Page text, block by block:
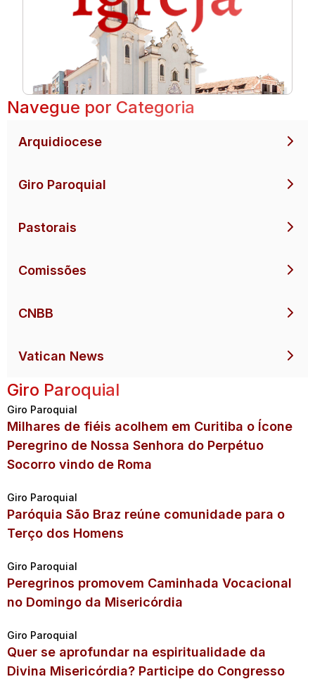
Navegue por Categoria
Arquidiocese
Giro Paroquial
Pastorais
Comissões
CNBB
Vatican News
Giro Paroquial
Giro Paroquial
Milhares de fiéis acolhem em Curitiba o Ícone
Peregrino de Nossa Senhora do Perpétuo
Socorro vindo de Roma
Giro Paroquial
Paróquia São Braz reúne comunidade para o
Terço dos Homens
Giro Paroquial
Peregrinos promovem Caminhada Vocacional
no Domingo da Misericórdia
Giro Paroquial
Quer se aprofundar na espiritualidade da
Divina Misericórdia? Participe do Congresso